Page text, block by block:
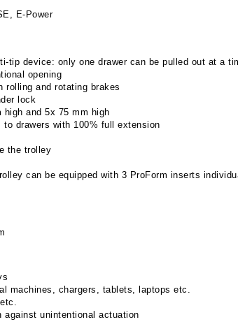
E-Power
tip device: only one drawer can be pulled out at a
opening
rolling and rotating brakes
lock
and 5x 75 mm high
drawers with 100% full extension
the trolley
can be equipped with 3 ProForm inserts
machines, chargers, tablets, laptops etc.
unintentional actuation